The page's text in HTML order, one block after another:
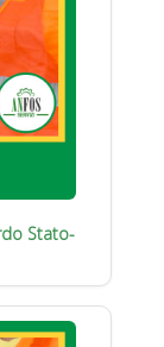
Stato-